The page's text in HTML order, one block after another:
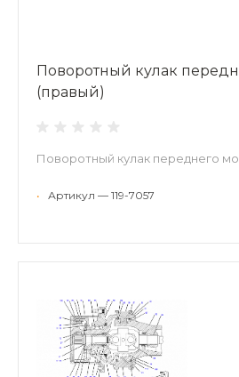
Поворотный кулак
(правый)
Поворотный кулак переднего
• Артикул — 119-7057